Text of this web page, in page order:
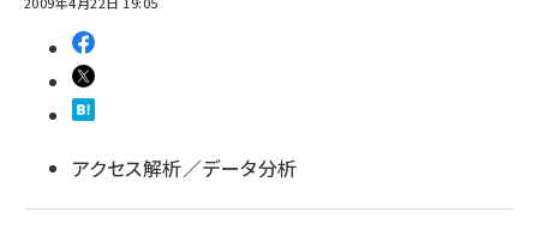
アクセス解析／データ分析